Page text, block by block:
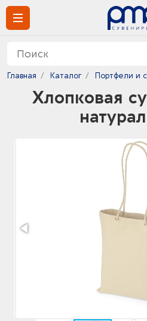
Главная Каталог Портфели и
Хлопковая